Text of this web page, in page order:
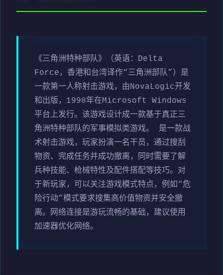
《三角洲特种部队》（英语：Delta
Force，香港和台湾译作“三角洲部队”）是
一款第一人称射击游戏，由NovaLogic开发
和出版，1998年在Microsoft Windows
平台上发行。该游戏设计成一款基于真正三
角洲特种部队的军事模拟类游戏。 是一款战
术射击游戏，玩家扮演一名干员，通过搜刮
物资、完成任务并成功撤离，同时需要了解
兵种技能、枪械特性及配件搭配等技巧。对
于新玩家，可以关注游戏模式特点，例如“危
险行动”模式要求搜集高价值物资并安全撤
离。网络连接是游玩流畅的基础，建议使用
加速器优化网络。